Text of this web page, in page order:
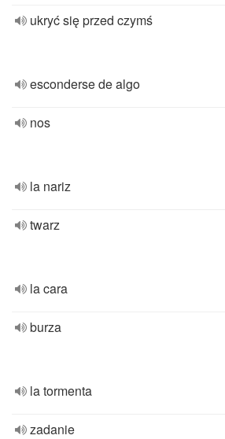
ukryć się przed czymś
esconderse de algo
nos
la nariz
twarz
la cara
burza
la tormenta
zadanie